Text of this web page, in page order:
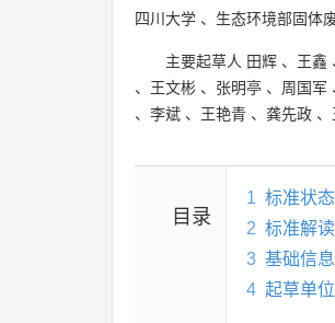
四川大学 、 生态环境部固体
主要起草人 田辉 、 王鑫
、 王文彬 、 张明亭 、 周国军
、 李斌 、 王艳青 、 龚先政 、
目录
1 标准状态
2 标准解
3 基础信息
4 起草单位